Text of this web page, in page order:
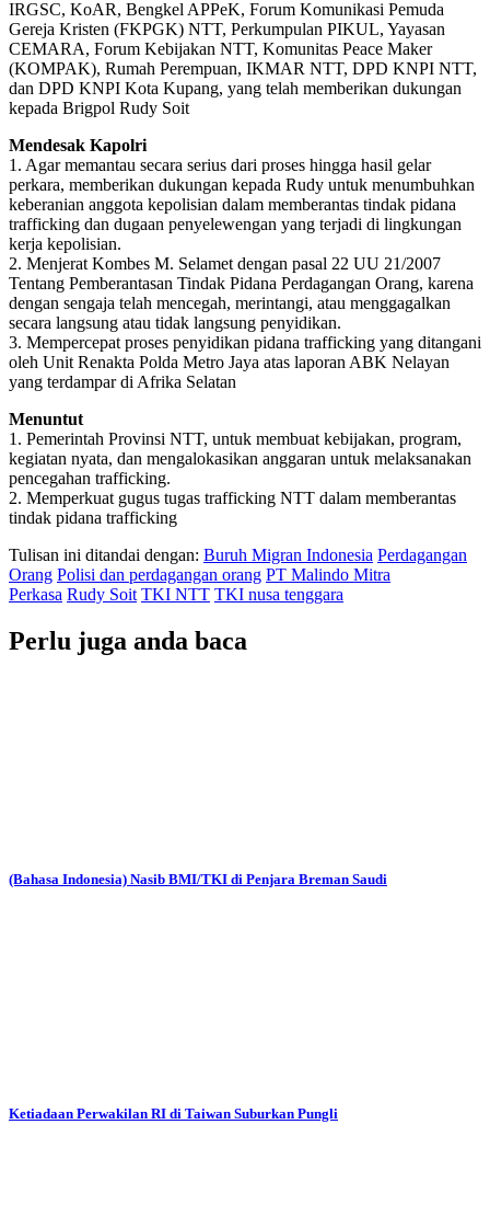
IRGSC, KoAR, Bengkel APPeK, Forum Komunikasi Pemuda
Gereja Kristen (FKPGK) NTT, Perkumpulan PIKUL, Yayasan
CEMARA, Forum Kebijakan NTT, Komunitas Peace Maker
(KOMPAK), Rumah Perempuan, IKMAR NTT, DPD KNPI NTT,
dan DPD KNPI Kota Kupang, yang telah memberikan dukungan
kepada Brigpol Rudy Soit
Mendesak Kapolri
1. Agar memantau secara serius dari proses hingga hasil gelar
perkara, memberikan dukungan kepada Rudy untuk menumbuhkan
keberanian anggota kepolisian dalam memberantas tindak pidana
trafficking dan dugaan penyelewengan yang terjadi di lingkungan
kerja kepolisian.
2. Menjerat Kombes M. Selamet dengan pasal 22 UU 21/2007
Tentang Pemberantasan Tindak Pidana Perdagangan Orang, karena
dengan sengaja telah mencegah, merintangi, atau menggagalkan
secara langsung atau tidak langsung penyidikan.
3. Mempercepat proses penyidikan pidana trafficking yang ditangani
oleh Unit Renakta Polda Metro Jaya atas laporan ABK Nelayan
yang terdampar di Afrika Selatan
Menuntut
1. Pemerintah Provinsi NTT, untuk membuat kebijakan, program,
kegiatan nyata, dan mengalokasikan anggaran untuk melaksanakan
pencegahan trafficking.
2. Memperkuat gugus tugas trafficking NTT dalam memberantas
tindak pidana trafficking
Tulisan ini ditandai dengan: Buruh Migran Indonesia Perdagangan
Orang Polisi dan perdagangan orang PT Malindo Mitra
Perkasa Rudy Soit TKI NTT TKI nusa tenggara
Perlu juga anda baca
(Bahasa Indonesia) Nasib BMI/TKI di Penjara Breman Saudi
Ketiadaan Perwakilan RI di Taiwan Suburkan Pungli